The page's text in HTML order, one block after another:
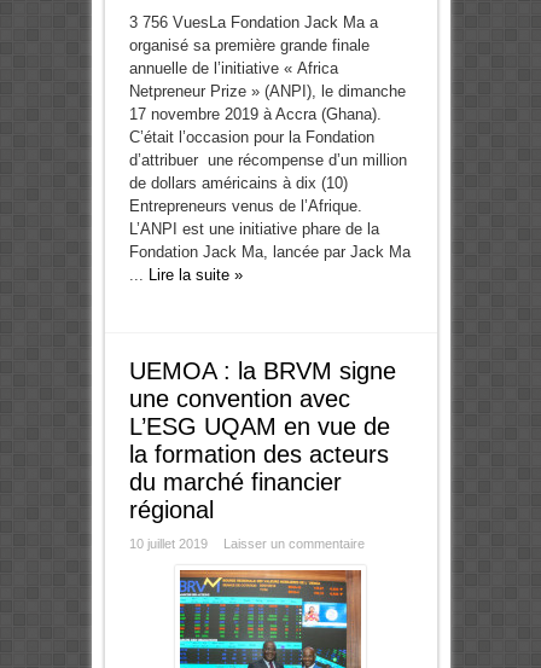
3 756 VuesLa Fondation Jack Ma a
organisé sa première grande finale
annuelle de l’initiative « Africa
Netpreneur Prize » (ANPI), le dimanche
17 novembre 2019 à Accra (Ghana).
C’était l’occasion pour la Fondation
d’attribuer une récompense d’un million
de dollars américains à dix (10)
Entrepreneurs venus de l’Afrique.
L’ANPI est une initiative phare de la
Fondation Jack Ma, lancée par Jack Ma
... Lire la suite »
UEMOA : la BRVM signe
une convention avec
L’ESG UQAM en vue de
la formation des acteurs
du marché financier
régional
10 juillet 2019 Laisser un commentaire